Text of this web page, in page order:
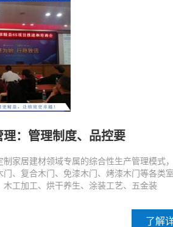
：管理制度、品控要
制家居建材领域专属的综合性生产管理模式
门、复合木门、免漆木门、烤漆木门等各类
木工加工、烘干养生、涂装工艺、五金装
了解